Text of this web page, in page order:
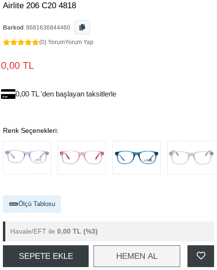
Airlite 206 C20 4818
Barkod : 8681636844460
(0) YorumYorum Yap
0,00 TL
0,00 TL 'den başlayan taksitlerle
Renk Seçenekleri:
Ölçü Tablosu
Havale/EFT ile 0,00 TL (%3)
SEPETE EKLE HEMEN AL